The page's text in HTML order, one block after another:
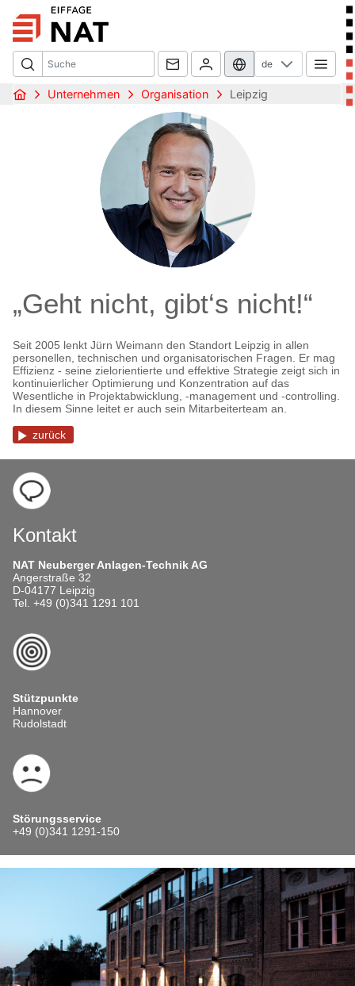
de
Unternehmen Organisation Leipzig
„Geht nicht, gibt‘s nicht!“
Seit 2005 lenkt Jürn Weimann den Standort Leipzig in allen
personellen, technischen und organisatorischen Fragen. Er mag
Effizienz - seine zielorientierte und effektive Strategie zeigt sich in
kontinuierlicher Optimierung und Konzentration auf das
Wesentliche in Projektabwicklung, -management und -controlling.
In diesem Sinne leitet er auch sein Mitarbeiterteam an.
zurück
Kontakt
NAT Neuberger Anlagen-Technik AG
Angerstraße 32
D-04177 Leipzig
Tel. +49 (0)341 1291 101
Stützpunkte
Hannover
Rudolstadt
Störungsservice
+49 (0)341 1291-150